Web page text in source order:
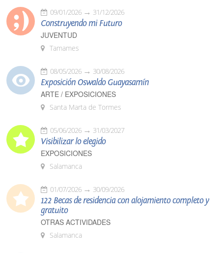
09/01/2026 31/12/2026
Construyendo mi Futuro
JUVENTUD
Tamames
08/05/2026 30/08/2026
Exposición Oswaldo Guayasamín
ARTE / EXPOSICIONES
Santa Marta de Tormes
05/06/2026 31/03/2027
Visibilizar lo elegido
EXPOSICIONES
Salamanca
01/07/2026 30/09/2026
122 Becas de residencia con alojamiento completo y
gratuito
OTRAS ACTIVIDADES
Salamanca